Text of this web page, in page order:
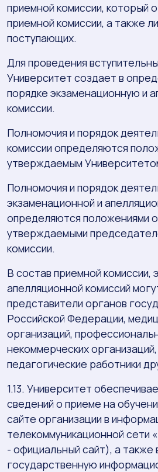
приемной комиссии, который
приемной комиссии, а также
поступающих.
Для проведения
Университет создает в
порядке экзаменационную и
комиссии.
Полномочия и порядок
комиссии определяются
утверждаемым
Полномочия и порядок
экзаменационной и
определяются положениями о
утверждаемыми
комиссии.
В состав приемной комиссии,
апелляционной комиссий
представители органов
Российской Федерации,
организаций,
некоммерческих
педагогические работники
1.13. Университет
сведений о приеме на
сайте организации в
телекоммуникационной сети
- официальный сайт), а также
государственную